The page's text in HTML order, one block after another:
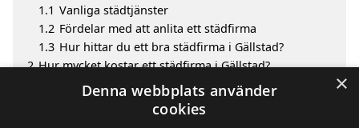
1.1 Vanliga städtjänster
1.2 Fördelar med att anlita ett städfirma
1.3 Hur hittar du ett bra städfirma i Gällstad?
2 Hur mycket kostar ett städfirma i Gällstad?
Fördelar med att välja städfirma i Gällstad
Sök efter en skicklig städfirma i de omgivande
×
Denna webbplats använder
cookies